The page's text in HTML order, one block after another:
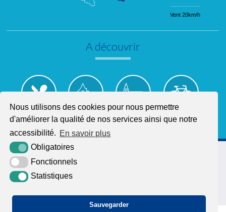
Nous utilisons des cookies pour nous permettre
d'améliorer la qualité de nos services ainsi que notre
accessibilité. En savoir plus
Obligatoires
Fonctionnels
Statistiques
Sauvegarder
Vent 20km/h
A découvrir
Le Restaurant
La Chapelle
L'Eglise
La Seine